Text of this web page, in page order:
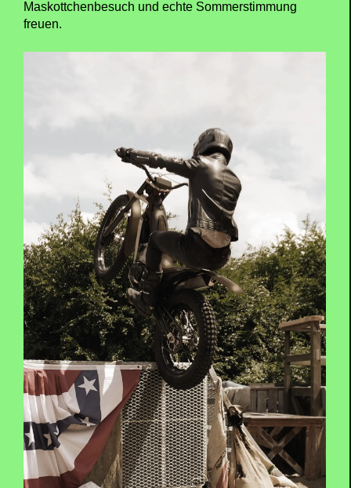
Maskottchenbesuch und echte Sommerstimmung
freuen.